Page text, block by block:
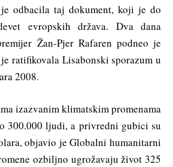
odbacila taj dokument, koji je do
evropskih država. Dva dana
Žan-Pjer Rafaren podneo je
ratifikovala Lisabonski sporazum u
2008.
izazvanim klimatskim promenama
300.000 ljudi, a privredni gubici su
objavio je Globalni humanitarni
ozbiljno ugrožavaju život 325